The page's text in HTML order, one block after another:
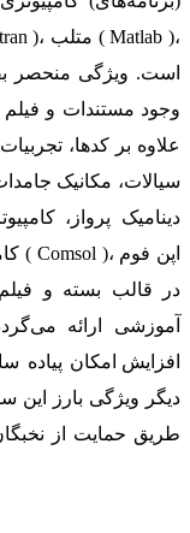
وجود مستندات و
علاوه بر کدها،
سیالات، مکانیک
دینامیک پرواز،
آموزشی ارائه
افزایش امکان پیاده
دیگر ویژگی بارز
طریق حمایت از